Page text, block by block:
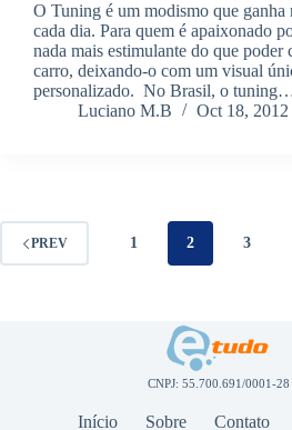
O Tuning é um modismo que ganha
cada dia. Para quem é apaixonado
nada mais estimulante do que poder
carro, deixando-o com um visual
personalizado. No Brasil, o
Luciano M.B
Oct 18, 2012
PREV 1 2 3
CNPJ: 55.700.691/0001-28
Início Sobre Contato